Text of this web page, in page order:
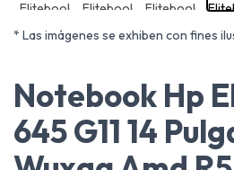
* Las imágenes se exhiben con fines
Notebook Hp
645 G11 14